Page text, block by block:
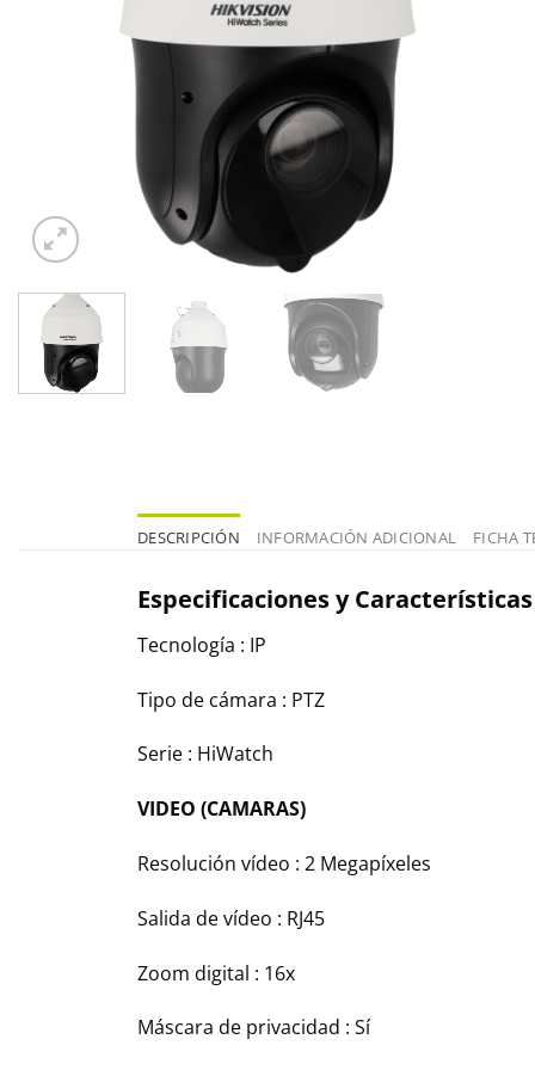
DESCRIPCIÓN INFORMACIÓN ADICIONAL FICHA
Especificaciones y Características
Tecnología : IP
Tipo de cámara : PTZ
Serie : HiWatch
VIDEO (CAMARAS)
Resolución vídeo : 2 Megapíxeles
Salida de vídeo : RJ45
Zoom digital : 16x
Máscara de privacidad : Sí